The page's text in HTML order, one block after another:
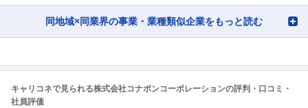
同地域×同業界の事業・業種類似企業をもっと読む
キャリコネで見られる株式会社コナポンコーポレーションの評判・口コミ・
社員評価